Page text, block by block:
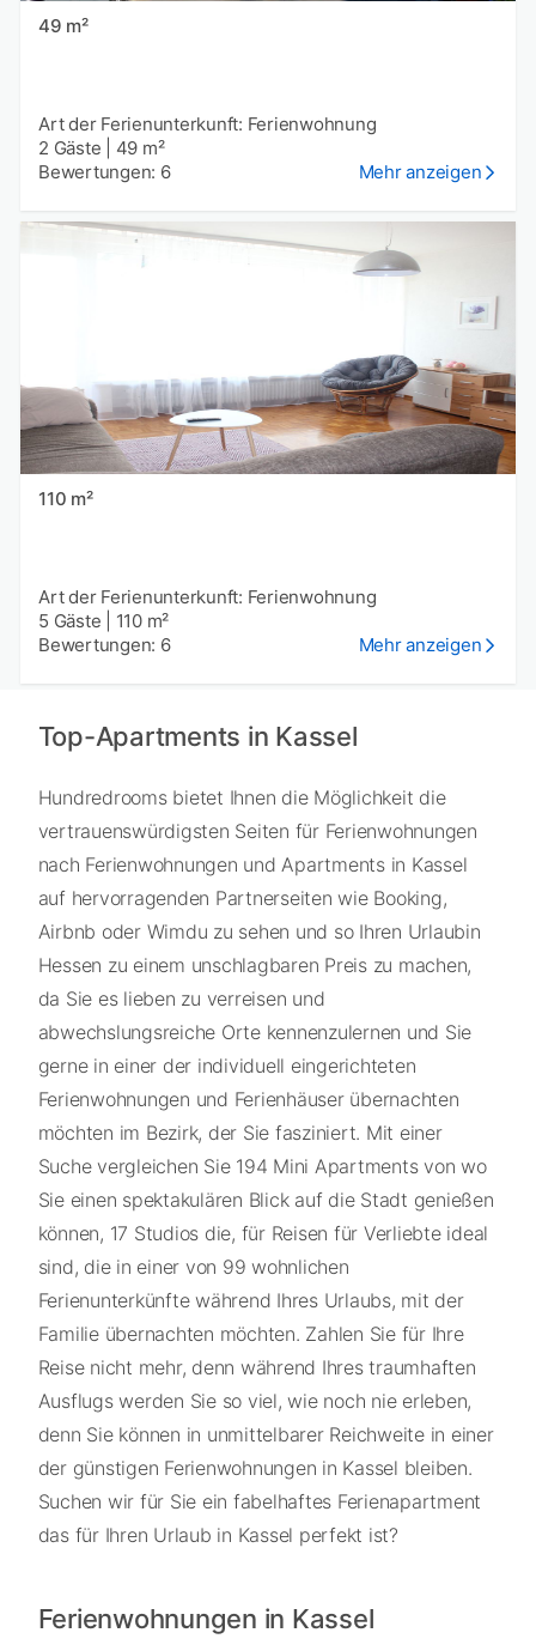
49 m²
Art der Ferienunterkunft: Ferienwohnung
2 Gäste
49 m²
Bewertungen: 6
Mehr anzeigen
110 m²
Art der Ferienunterkunft: Ferienwohnung
5 Gäste
110 m²
Bewertungen: 6
Mehr anzeigen
Top-Apartments in Kassel
Hundredrooms bietet Ihnen die Möglichkeit die
vertrauenswürdigsten Seiten für Ferienwohnungen
nach Ferienwohnungen und Apartments in Kassel
auf hervorragenden Partnerseiten wie Booking,
Airbnb oder Wimdu zu sehen und so Ihren Urlaubin
Hessen zu einem unschlagbaren Preis zu machen,
da Sie es lieben zu verreisen und
abwechslungsreiche Orte kennenzulernen und Sie
gerne in einer der individuell eingerichteten
Ferienwohnungen und Ferienhäuser übernachten
möchten im Bezirk, der Sie fasziniert. Mit einer
Suche vergleichen Sie 194 Mini Apartments von wo
Sie einen spektakulären Blick auf die Stadt genießen
können, 17 Studios die, für Reisen für Verliebte ideal
sind, die in einer von 99 wohnlichen
Ferienunterkünfte während Ihres Urlaubs, mit der
Familie übernachten möchten. Zahlen Sie für Ihre
Reise nicht mehr, denn während Ihres traumhaften
Ausflugs werden Sie so viel, wie noch nie erleben,
denn Sie können in unmittelbarer Reichweite in einer
der günstigen Ferienwohnungen in Kassel bleiben.
Suchen wir für Sie ein fabelhaftes Ferienapartment
das für Ihren Urlaub in Kassel perfekt ist?
Ferienwohnungen in Kassel